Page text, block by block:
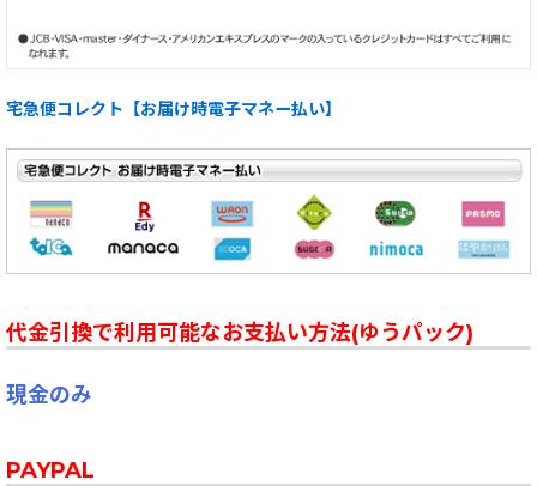
宅急便コレクト【お届け時電子マネー払い】
代金引換で利用可能なお支払い方法(ゆうパック)
現金のみ
PAYPAL